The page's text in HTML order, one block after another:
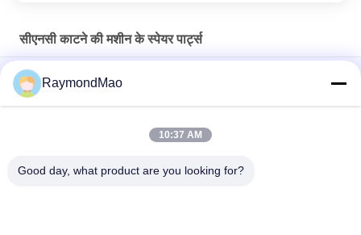
सीएनसी काटने की मशीन के स्पेयर पार्ट्स
50/60 हर्ट्ज कॉपर प्लाज्मा कटिंग टॉर्च
प्लाज्मा काटने वाली मशाल ठंडा और हाइपरथर्म 028872 प्लाज्मा काटने वाली ठंडा
RaymondMao
10:37 AM
Good day, what product are you looking for?